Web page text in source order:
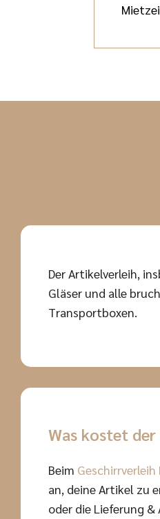
Der Artikelverleih,
Gläser und alle
Transportboxen.
Was kostet
Beim Geschirrverleih
an, deine Artikel zu
oder die Lieferung &